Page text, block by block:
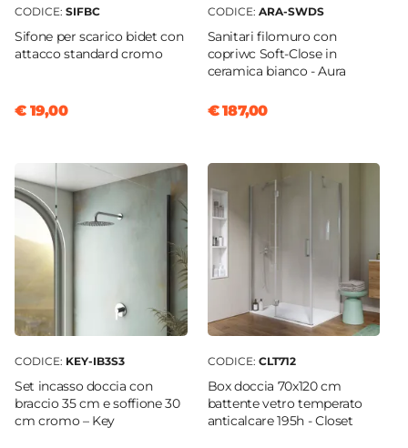
Caratteristiche Specchio
Non incluso
Non inclusa
CODICE: SIFBC
Sifone per scarico bidet con
attacco standard cromo
€ 19,00
CODICE: ARA-SWDS
Sanitari filomuro con
copriwc Soft-Close in
ceramica bianco - Aura
€ 187,00
CODICE: KEY-IB3S3
Set incasso doccia con
braccio 35 cm e soffione 30
cm cromo – Key
CODICE: CLT712
Box doccia 70x120 cm
battente vetro temperato
anticalcare 195h - Closet